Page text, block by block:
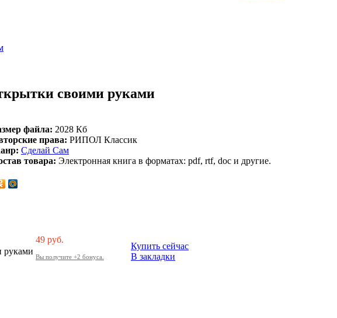
своими руками
файла: 2028 Кб
права: РИПОЛ Классик
Сделай Сам
товара: Электронная книга в форматах: pdf, rtf, doc и другие.
руками
49 руб.
Вы получите +2 бонуса.
Купить сейчас
В закладки